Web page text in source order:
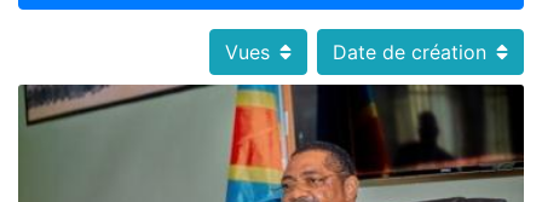
Vues Date de création